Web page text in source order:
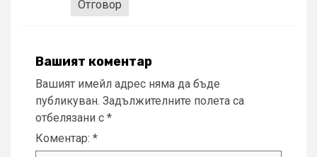
Отговор
Вашият коментар
Вашият имейл адрес няма да бъде
публикуван. Задължителните полета са
отбелязани с *
Коментар: *